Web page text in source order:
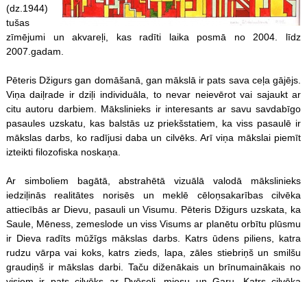
(dz.1944)
tušas
zīmējumi un akvareļi, kas radīti laika posmā no 2004. līdz
2007.gadam.
Pēteris Džigurs gan domāšanā, gan mākslā ir pats sava ceļa gājējs.
Viņa daiļrade ir dziļi individuāla, to nevar neievērot vai sajaukt ar
citu autoru darbiem. Mākslinieks ir interesants ar savu savdabīgo
pasaules uzskatu, kas balstās uz priekšstatiem, ka viss pasaulē ir
mākslas darbs, ko radījusi daba un cilvēks. Arī viņa mākslai piemīt
izteikti filozofiska noskaņa.
Ar simboliem bagātā, abstrahētā vizuālā valodā mākslinieks
iedziļinās realitātes norisēs un meklē cēloņsakarības cilvēka
attiecībās ar Dievu, pasauli un Visumu. Pēteris Džigurs uzskata, ka
Saule, Mēness, zemeslode un viss Visums ar planētu orbītu plūsmu
ir Dieva radīts mūžīgs mākslas darbs. Katrs ūdens piliens, katra
rudzu vārpa vai koks, katrs zieds, lapa, zāles stiebriņš un smilšu
graudiņš ir mākslas darbi. Taču diženākais un brīnumainākais no